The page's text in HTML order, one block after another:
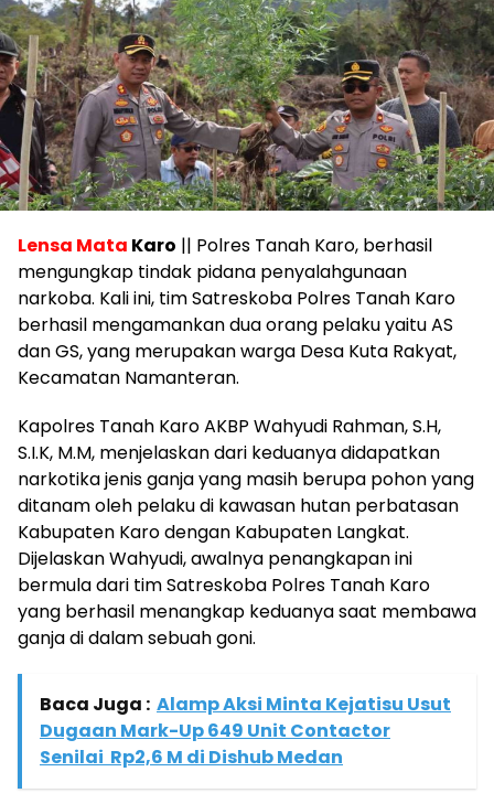
Lensa Mata Karo || Polres Tanah Karo, berhasil
mengungkap tindak pidana penyalahgunaan
narkoba. Kali ini, tim Satreskoba Polres Tanah Karo
berhasil mengamankan dua orang pelaku yaitu AS
dan GS, yang merupakan warga Desa Kuta Rakyat,
Kecamatan Namanteran.
Kapolres Tanah Karo AKBP Wahyudi Rahman, S.H,
S.I.K, M.M, menjelaskan dari keduanya didapatkan
narkotika jenis ganja yang masih berupa pohon yang
ditanam oleh pelaku di kawasan hutan perbatasan
Kabupaten Karo dengan Kabupaten Langkat.
Dijelaskan Wahyudi, awalnya penangkapan ini
bermula dari tim Satreskoba Polres Tanah Karo
yang berhasil menangkap keduanya saat membawa
ganja di dalam sebuah goni.
Baca Juga : Alamp Aksi Minta Kejatisu Usut
Dugaan Mark-Up 649 Unit Contactor
Senilai Rp2,6 M di Dishub Medan